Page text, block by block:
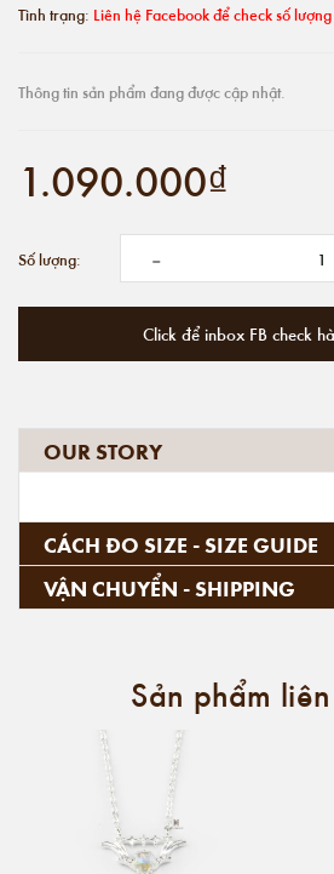
Tình trạng: Liên hệ Facebook để check số lượng
Thông tin sản phẩm đang được cập nhật.
1.090.000₫
Số lượng: -
Click để inbox FB check
OUR STORY
CÁCH ĐO SIZE - SIZE GUIDE
VẬN CHUYỂN - SHIPPING
Sản phẩm